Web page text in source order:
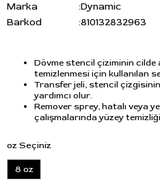
Marka
:Dynamic
Barkod
:810132832963
Dövme stencil çiziminin cilde
temizlenmesi için kullanılan
Transfer jeli, stencil
yardımcı olur.
Remover sprey, hatalı veya
çalışmalarında yüzey
oz Seçiniz
8 oz